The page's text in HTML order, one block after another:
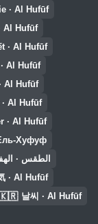
· Al Hufūf
Al Hufūf
· Al Hufūf
Al Hufūf
Al Hufūf
Al Hufūf
· Al Hufūf
Хуфуф
الطقس ·
· Al Hufūf
날씨 · Al Hufūf